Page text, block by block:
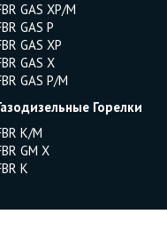
GAS XP/M
GAS P
GAS XP
GAS X
GAS P/M
Горелки
K/M
GM X
K